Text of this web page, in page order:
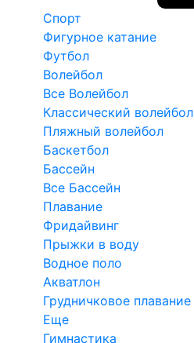
Спорт
Фигурное катание
Футбол
Волейбол
Все Волейбол
Классический волейбол
Пляжный волейбол
Баскетбол
Бассейн
Все Бассейн
Плавание
Фридайвинг
Прыжки в воду
Водное поло
Акватлон
Грудничковое плавание
Еще
Гимнастика